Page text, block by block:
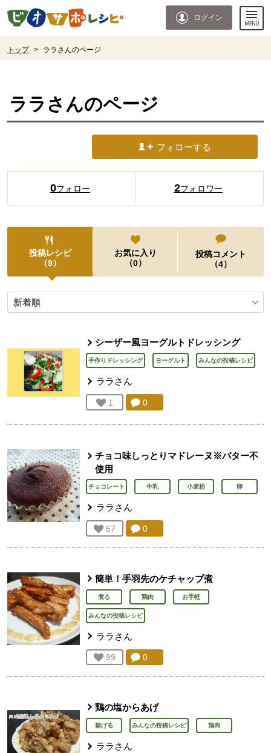
ページの先頭です。
ログイン
トップ > ララさんのページ
ララ さんのページ
フォローする
0フォロー 2フォロワー
投稿レシピ
（9）
お気に入り
（0）
投稿コメント
（4）
投稿レシピ
シーザー風ヨーグルトドレッシング
手作りドレッシング ヨーグルト みんなの投稿レシピ
ララ さん
お気に入り登録：
1 人が登録コメント：
0
チョコ味しっとりマドレーヌ※バター不
使用
チョコレート 牛乳 小麦粉 卵
ララ さん
お気に入り登録：
67 人が登録コメント：
0
簡単！手羽先のケチャップ煮
煮る 鶏肉 お手軽
みんなの投稿レシピ
ララ さん
お気に入り登録：
99 人が登録コメント：
0
鶏の塩からあげ
揚げる みんなの投稿レシピ 鶏肉
ララ さん